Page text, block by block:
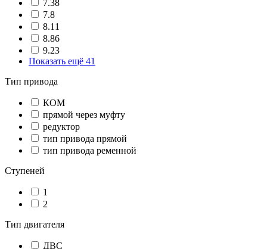
7.38
7.8
8.11
8.86
9.23
Показать ещё 41
Тип привода
КОМ
прямой через муфту
редуктор
тип привода прямой
тип привода ременной
Ступеней
1
2
Тип двигателя
ДВС